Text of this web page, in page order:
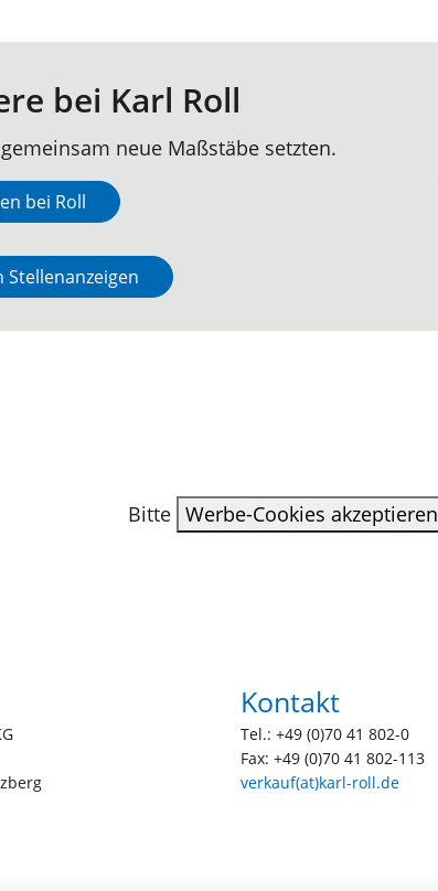
bei Karl Roll
neue Maßstäbe setzten.
bei Roll
Stellenanzeigen
Bitte Werbe-Cookies akzeptieren
Kontakt
Tel.: +49 (0)70 41 802-0
Fax: +49 (0)70 41 802-113
verkauf(at)karl-roll.de